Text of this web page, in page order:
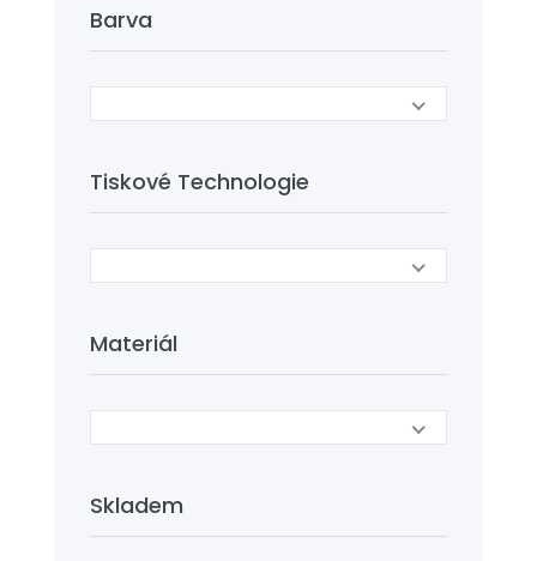
Barva
Tiskové Technologie
Materiál
Skladem